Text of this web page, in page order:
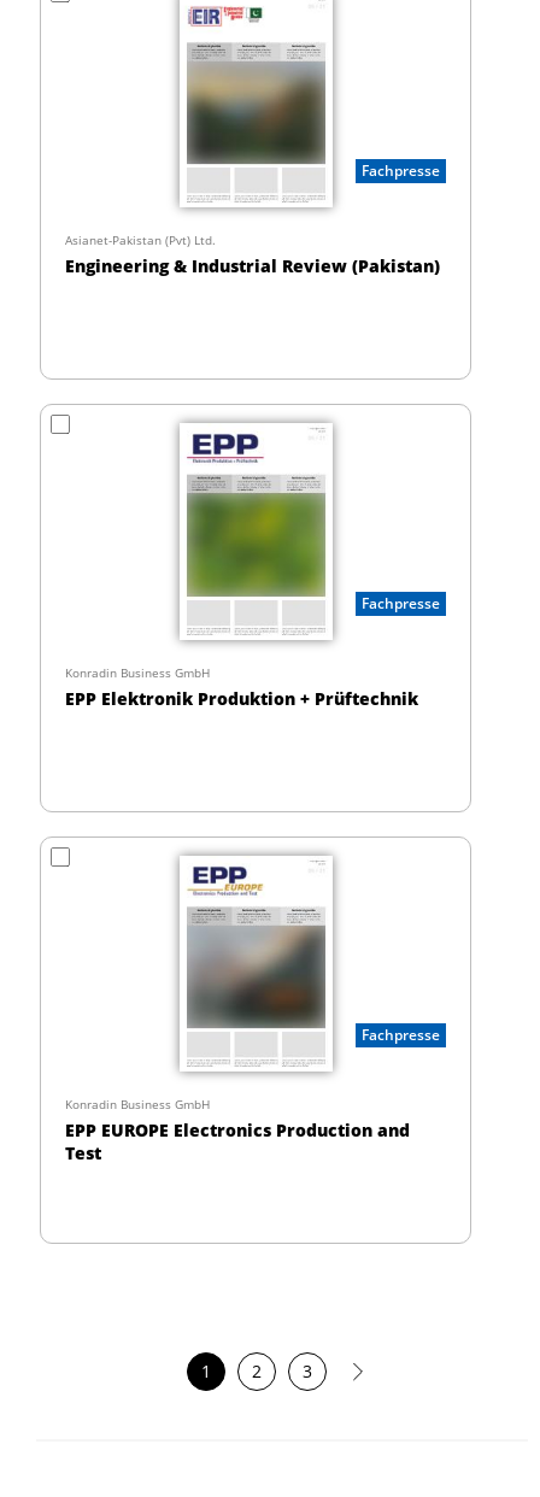
Fachpresse
Asianet-Pakistan (Pvt) Ltd.
Engineering & Industrial Review (Pakistan)
Fachpresse
Konradin Business GmbH
EPP Elektronik Produktion + Prüftechnik
Fachpresse
Konradin Business GmbH
EPP EUROPE Electronics Production and
Test
1 2 3